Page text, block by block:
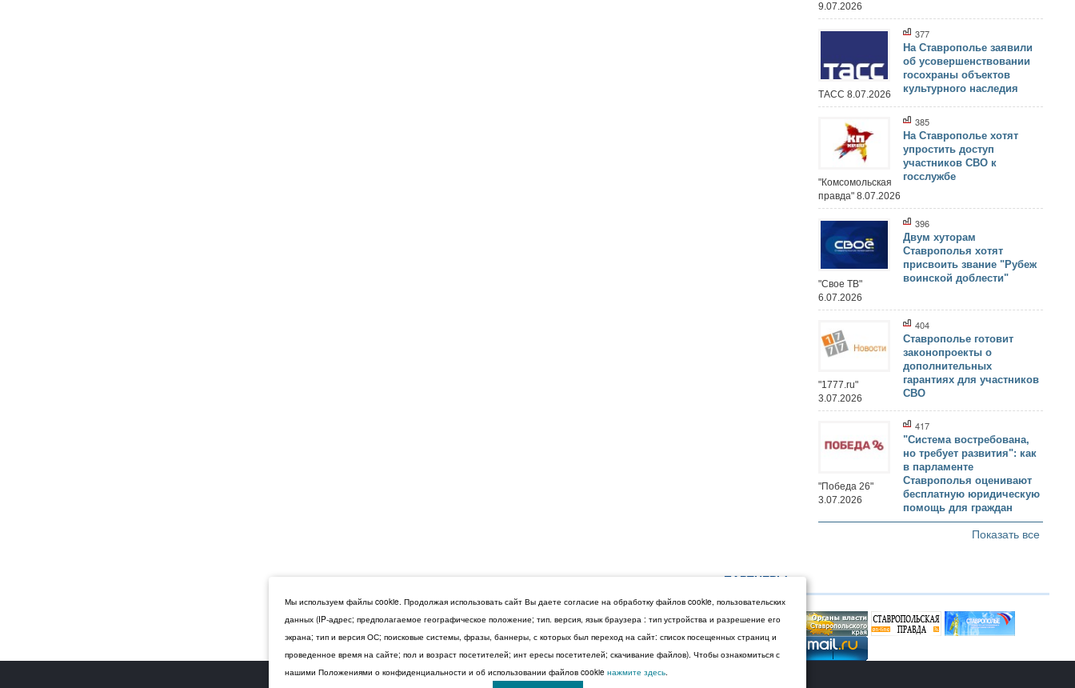
9.07.2026
377
На Ставрополье заявили
об усовершенствовании
госохраны объектов
культурного наследия
ТАСС 8.07.2026
385
На Ставрополье хотят
упростить доступ
участников СВО к
госслужбе
"Комсомольская
правда" 8.07.2026
396
Двум хуторам
Ставрополья хотят
присвоить звание "Рубеж
воинской доблести"
"Свое ТВ"
6.07.2026
404
Ставрополье готовит
законопроекты о
дополнительных
гарантиях для участников
СВО
"1777.ru"
3.07.2026
417
"Система востребована,
но требует развития": как
в парламенте
Ставрополья оценивают
бесплатную юридическую
помощь для граждан
"Победа 26"
3.07.2026
Показать все
ПАРТНЕРЫ
© 2026 Дума Ставропольского края.
Мы используем файлы cookie. Продолжая использовать сайт Вы даете согласие на обработку файлов cookie, пользовательских
данных (IP-адрес; предполагаемое географическое положение; тип. версия, язык браузера : тип устройства и разрешение его
экрана; тип и версия ОС; поисковые системы, фразы, баннеры, с которых был переход на сайт: список посещенных страниц и
проведенное время на сайте; пол и возраст посетителей; инт ересы посетителей; скачивание файлов). Чтобы ознакомиться с
нашими Положениями о конфиденциальности и об использовании файлов cookie нажмите здесь.